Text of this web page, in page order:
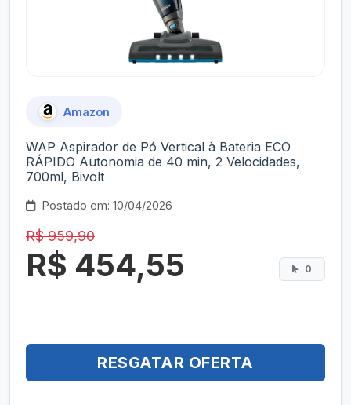
Amazon
WAP Aspirador de Pó Vertical à Bateria ECO
RÁPIDO Autonomia de 40 min, 2 Velocidades,
700ml, Bivolt
Postado em: 10/04/2026
R$ 959,90
R$ 454,55 0
RESGATAR OFERTA